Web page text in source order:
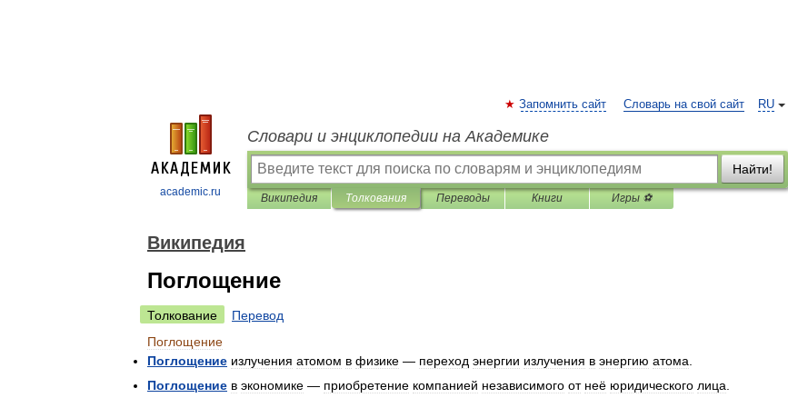
academic.ru
RU
Запомнить сайт Словарь на свой сайт
Словари и энциклопедии на Академике
Найти!
Википедия Толкования Переводы Книги Игры ⚽
Википедия
Поглощение
Толкование
Перевод
Поглощение
Поглощение излучения атомом в физике — переход энергии излучения в энергию атома
Поглощение в экономике — приобретение компанией независимого от неё юридического лица